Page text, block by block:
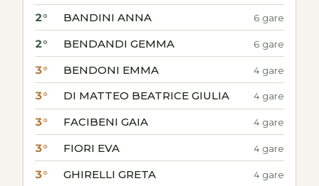
2° BANDINI ANNA 6 gare
2° BENDANDI GEMMA 6 gare
3° BENDONI EMMA 4 gare
3° DI MATTEO BEATRICE GIULIA 4 gare
3° FACIBENI GAIA 4 gare
3° FIORI EVA 4 gare
3° GHIRELLI GRETA 4 gare